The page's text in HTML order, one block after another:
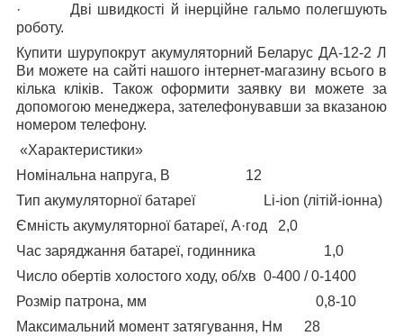
·
Дві швидкості й інерційне гальмо полегшують
роботу.
Купити шурупокрут акумуляторний Беларус ДА-12-2 Л
Ви можете на сайті нашого інтернет-магазину всього в
кілька кліків. Також оформити заявку ви можете за
допомогою менеджера, зателефонувавши за вказаною
номером телефону.
«Характеристики»
Номінальна напруга, В
12
Тип акумуляторної батареї
Li-ion (літій-іонна)
Ємність акумуляторної батареї, А·год
2,0
Час заряджання батареї, годинника
1,0
Число обертів холостого ходу, об/хв 0-400 / 0-1400
Розмір патрона, мм
0,8-10
Максимальний момент затягування, Нм
28